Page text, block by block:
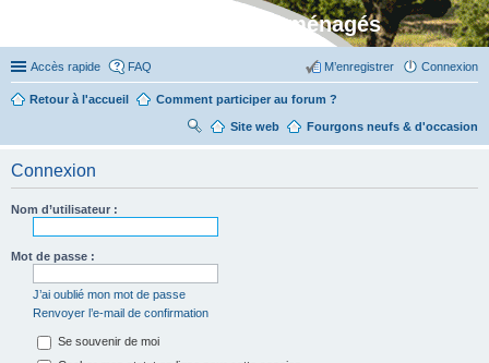
Stylevan - Vans aménagés
Accès rapide FAQ Connexion
M’enregistrer
Retour à l'accueil Comment participer au forum ?
Fourgons neufs & d'occasion
Site web
R
Connexion
Nom d’utilisateur :
Mot de passe :
J’ai oublié mon mot de passe
Renvoyer l’e-mail de confirmation
Se souvenir de moi